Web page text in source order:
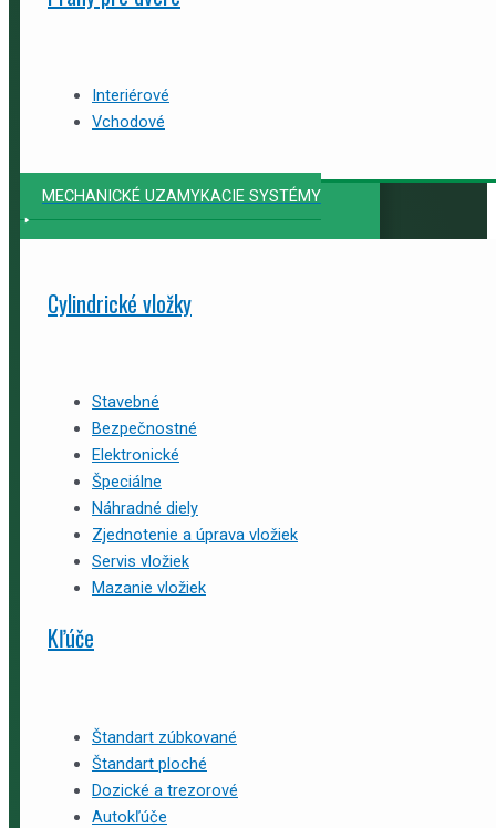
Interiérové
Vchodové
MECHANICKÉ UZAMYKACIE SYSTÉMY
Cylindrické vložky
Stavebné
Bezpečnostné
Elektronické
Špeciálne
Náhradné diely
Zjednotenie a úprava vložiek
Servis vložiek
Mazanie vložiek
Kľúče
Štandart zúbkované
Štandart ploché
Dozické a trezorové
Autokľúče